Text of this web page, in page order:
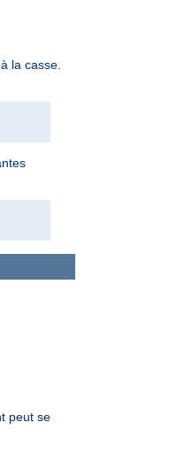
la casse.
peut se